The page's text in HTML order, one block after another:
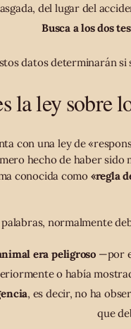
del lugar del
Busca a los dos
datos determinarán
la ley sobre
con una ley de
hecho de haber
conocida como «regla
palabras, normalmente
era peligroso —por
o había
, es decir, no ha
que